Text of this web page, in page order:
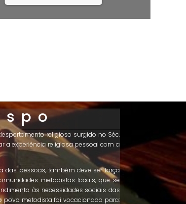
religioso surgido no Séc.
a experiência religiosa pessoal com a
das pessoas, também deve ser força
metodistas locais, que se
às necessidades sociais das
povo metodista foi vocacionado para: